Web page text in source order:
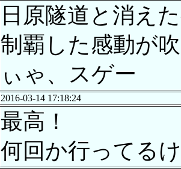
日原隧道と消え
制覇した感動が
ぃゃ、スゲー
2016-03-14 17:18:24
最高！
何回か行ってる